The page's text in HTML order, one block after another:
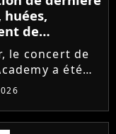
de
Que s'est-il
concert de
hier soir ?
le concert de
a été
Quelques
avant le show,
ont